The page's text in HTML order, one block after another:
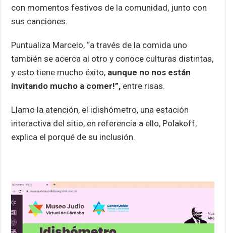
con momentos festivos de la comunidad, junto con
sus canciones.
Puntualiza Marcelo, “a través de la comida uno
también se acerca al otro y conoce culturas distintas,
y esto tiene mucho éxito, aunque no nos están
invitando mucho a comer!”, entre risas.
Llamo la atención, el idishómetro, una estación
interactiva del sitio, en referencia a ello, Polakoff,
explica el porqué de su inclusión.